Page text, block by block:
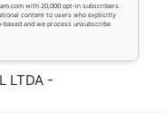
with 20,000 opt-in subscribers.
content to users who explicitly
and we process unsubscribe
LTDA -